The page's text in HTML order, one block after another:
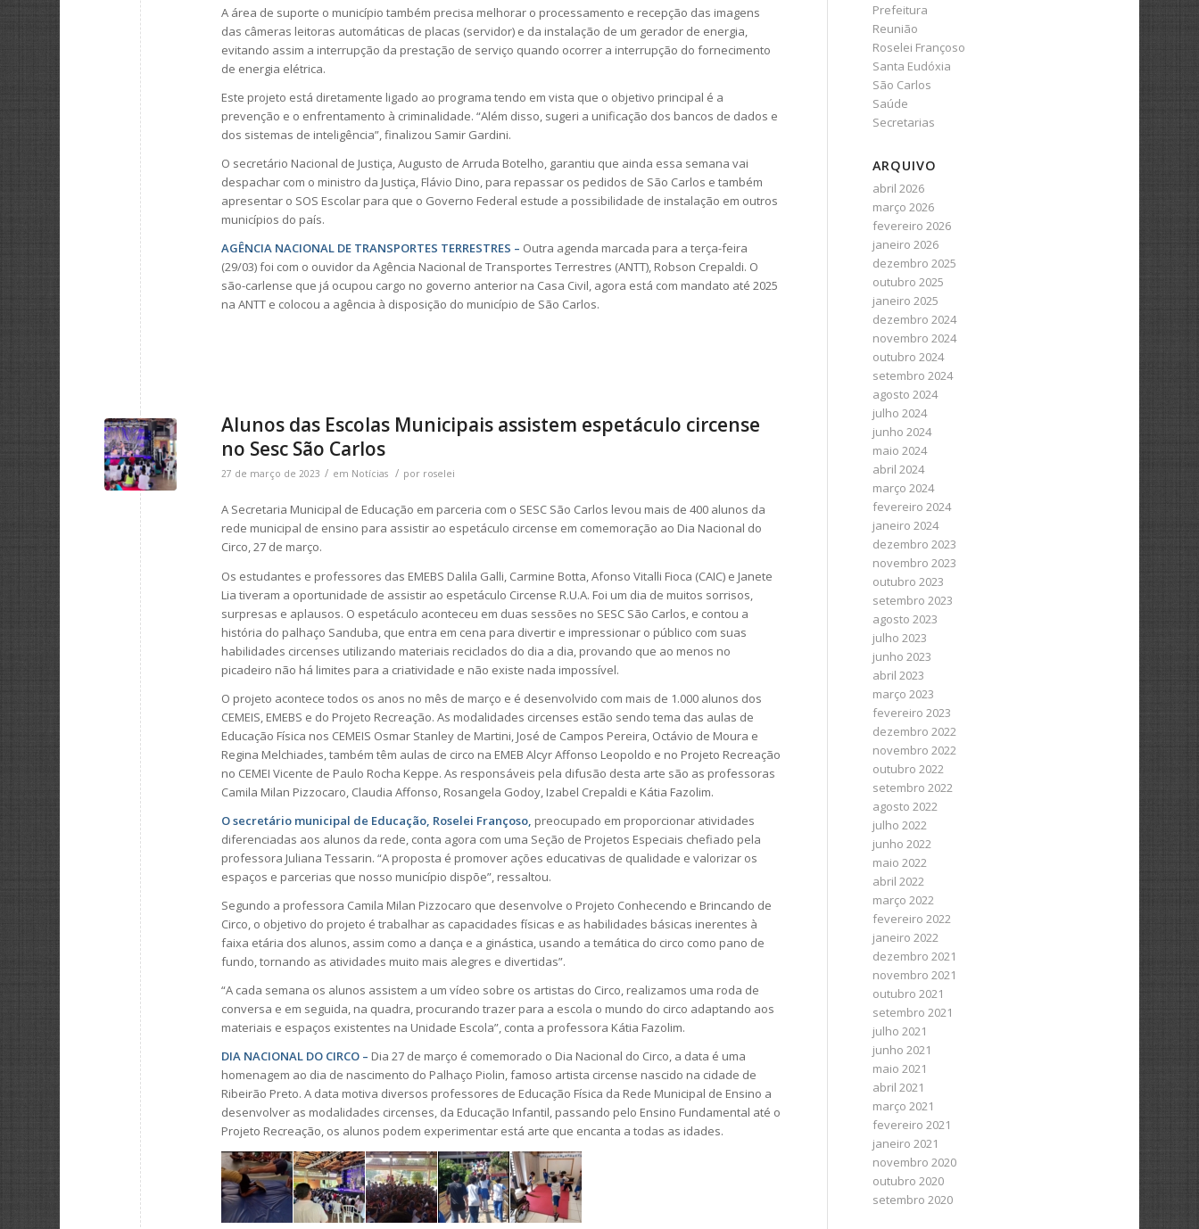
A área de suporte o município também precisa melhorar o processamento e recepção das imagens
das câmeras leitoras automáticas de placas (servidor) e da instalação de um gerador de energia,
evitando assim a interrupção da prestação de serviço quando ocorrer a interrupção do fornecimento
de energia elétrica.
Este projeto está diretamente ligado ao programa tendo em vista que o objetivo principal é a
prevenção e o enfrentamento à criminalidade. “Além disso, sugeri a unificação dos bancos de dados e
dos sistemas de inteligência”, finalizou Samir Gardini.
O secretário Nacional de Justiça, Augusto de Arruda Botelho, garantiu que ainda essa semana vai
despachar com o ministro da Justiça, Flávio Dino, para repassar os pedidos de São Carlos e também
apresentar o SOS Escolar para que o Governo Federal estude a possibilidade de instalação em outros
municípios do país.
AGÊNCIA NACIONAL DE TRANSPORTES TERRESTRES – Outra agenda marcada para a terça-feira
(29/03) foi com o ouvidor da Agência Nacional de Transportes Terrestres (ANTT), Robson Crepaldi. O
são-carlense que já ocupou cargo no governo anterior na Casa Civil, agora está com mandato até 2025
na ANTT e colocou a agência à disposição do município de São Carlos.
Alunos das Escolas Municipais assistem espetáculo circense
no Sesc São Carlos
27 de março de 2023 / em Notícias / por roselei
A Secretaria Municipal de Educação em parceria com o SESC São Carlos levou mais de 400 alunos da
rede municipal de ensino para assistir ao espetáculo circense em comemoração ao Dia Nacional do
Circo, 27 de março.
Os estudantes e professores das EMEBS Dalila Galli, Carmine Botta, Afonso Vitalli Fioca (CAIC) e Janete
Lia tiveram a oportunidade de assistir ao espetáculo Circense R.U.A. Foi um dia de muitos sorrisos,
surpresas e aplausos. O espetáculo aconteceu em duas sessões no SESC São Carlos, e contou a
história do palhaço Sanduba, que entra em cena para divertir e impressionar o público com suas
habilidades circenses utilizando materiais reciclados do dia a dia, provando que ao menos no
picadeiro não há limites para a criatividade e não existe nada impossível.
O projeto acontece todos os anos no mês de março e é desenvolvido com mais de 1.000 alunos dos
CEMEIS, EMEBS e do Projeto Recreação. As modalidades circenses estão sendo tema das aulas de
Educação Física nos CEMEIS Osmar Stanley de Martini, José de Campos Pereira, Octávio de Moura e
Regina Melchiades, também têm aulas de circo na EMEB Alcyr Affonso Leopoldo e no Projeto Recreação
no CEMEI Vicente de Paulo Rocha Keppe. As responsáveis pela difusão desta arte são as professoras
Camila Milan Pizzocaro, Claudia Affonso, Rosangela Godoy, Izabel Crepaldi e Kátia Fazolim.
O secretário municipal de Educação, Roselei Françoso, preocupado em proporcionar atividades
diferenciadas aos alunos da rede, conta agora com uma Seção de Projetos Especiais chefiado pela
professora Juliana Tessarin. “A proposta é promover ações educativas de qualidade e valorizar os
espaços e parcerias que nosso município dispõe”, ressaltou.
Segundo a professora Camila Milan Pizzocaro que desenvolve o Projeto Conhecendo e Brincando de
Circo, o objetivo do projeto é trabalhar as capacidades físicas e as habilidades básicas inerentes à
faixa etária dos alunos, assim como a dança e a ginástica, usando a temática do circo como pano de
fundo, tornando as atividades muito mais alegres e divertidas”.
“A cada semana os alunos assistem a um vídeo sobre os artistas do Circo, realizamos uma roda de
conversa e em seguida, na quadra, procurando trazer para a escola o mundo do circo adaptando aos
materiais e espaços existentes na Unidade Escola”, conta a professora Kátia Fazolim.
DIA NACIONAL DO CIRCO – Dia 27 de março é comemorado o Dia Nacional do Circo, a data é uma
homenagem ao dia de nascimento do Palhaço Piolin, famoso artista circense nascido na cidade de
Ribeirão Preto. A data motiva diversos professores de Educação Física da Rede Municipal de Ensino a
desenvolver as modalidades circenses, da Educação Infantil, passando pelo Ensino Fundamental até o
Projeto Recreação, os alunos podem experimentar está arte que encanta a todas as idades.
Prefeitura
Reunião
Roselei Françoso
Santa Eudóxia
São Carlos
Saúde
Secretarias
ARQUIVO
abril 2026
março 2026
fevereiro 2026
janeiro 2026
dezembro 2025
outubro 2025
janeiro 2025
dezembro 2024
novembro 2024
outubro 2024
setembro 2024
agosto 2024
julho 2024
junho 2024
maio 2024
abril 2024
março 2024
fevereiro 2024
janeiro 2024
dezembro 2023
novembro 2023
outubro 2023
setembro 2023
agosto 2023
julho 2023
junho 2023
abril 2023
março 2023
fevereiro 2023
dezembro 2022
novembro 2022
outubro 2022
setembro 2022
agosto 2022
julho 2022
junho 2022
maio 2022
abril 2022
março 2022
fevereiro 2022
janeiro 2022
dezembro 2021
novembro 2021
outubro 2021
setembro 2021
julho 2021
junho 2021
maio 2021
abril 2021
março 2021
fevereiro 2021
janeiro 2021
novembro 2020
outubro 2020
setembro 2020